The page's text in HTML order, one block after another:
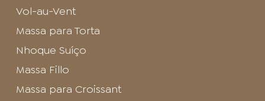
Vol-au-Vent
Massa para Torta
Nhoque Suíço
Massa Fillo
Massa para Croissant